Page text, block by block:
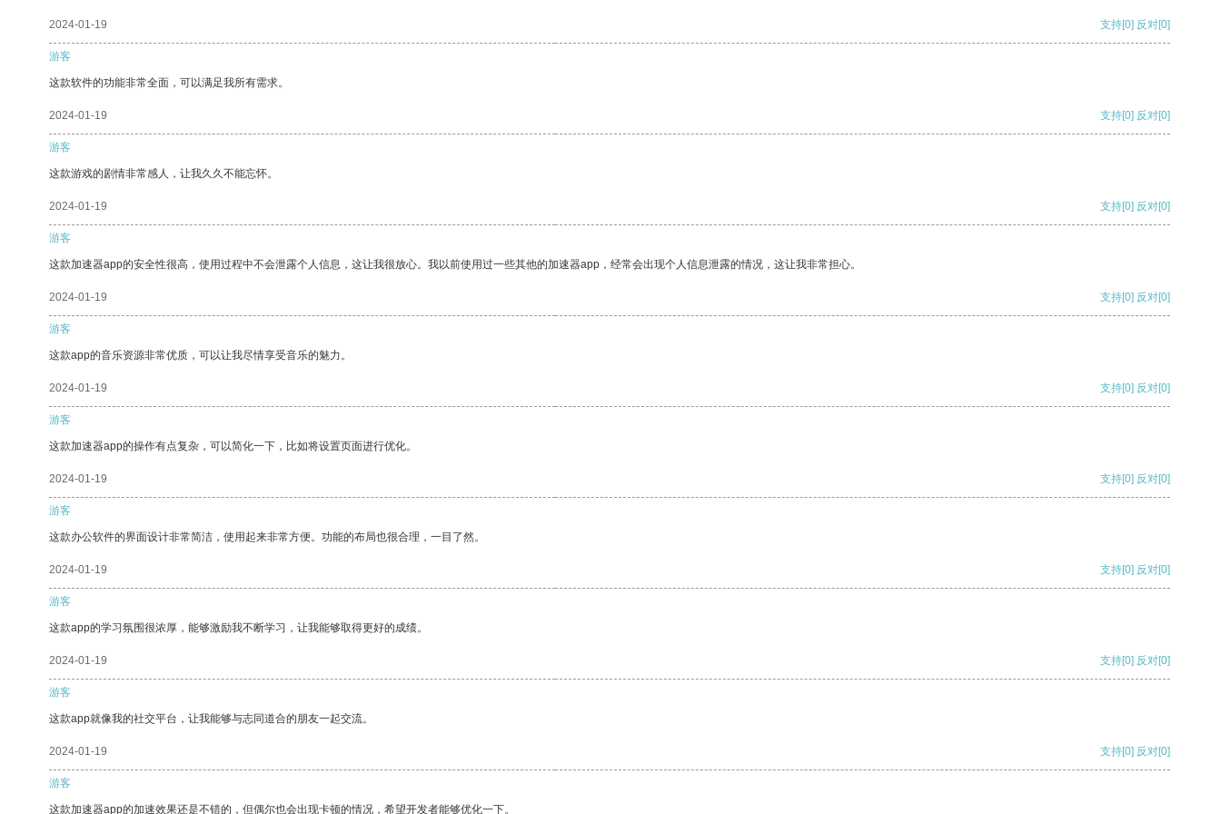
2024-01-19 支持[0] 反对[0]
游客
这款软件的功能非常全面，可以满足我所有需求。
2024-01-19 支持[0] 反对[0]
游客
这款游戏的剧情非常感人，让我久久不能忘怀。
2024-01-19 支持[0] 反对[0]
游客
这款加速器app的安全性很高，使用过程中不会泄露个人信息，这让我很放心。我以前使用过一些其他的加速器app，经常会出现个人信息泄露的情况，这让我非常担心。
2024-01-19 支持[0] 反对[0]
游客
这款app的音乐资源非常优质，可以让我尽情享受音乐的魅力。
2024-01-19 支持[0] 反对[0]
游客
这款加速器app的操作有点复杂，可以简化一下，比如将设置页面进行优化。
2024-01-19 支持[0] 反对[0]
游客
这款办公软件的界面设计非常简洁，使用起来非常方便。功能的布局也很合理，一目了然。
2024-01-19 支持[0] 反对[0]
游客
这款app的学习氛围很浓厚，能够激励我不断学习，让我能够取得更好的成绩。
2024-01-19 支持[0] 反对[0]
游客
这款app就像我的社交平台，让我能够与志同道合的朋友一起交流。
2024-01-19 支持[0] 反对[0]
游客
这款加速器app的加速效果还是不错的，但偶尔也会出现卡顿的情况，希望开发者能够优化一下。